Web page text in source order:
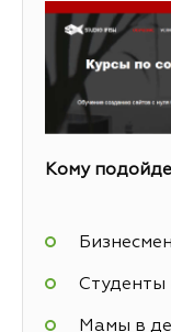
Кому
Студенты
Мамы в